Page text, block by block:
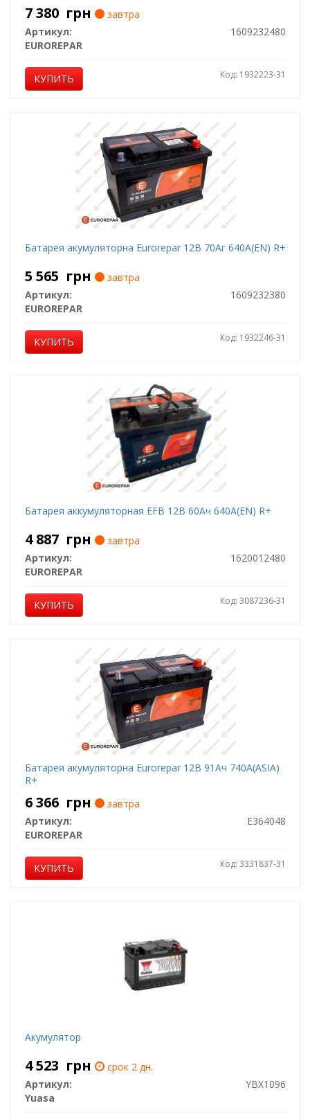
7 380 грн
завтра
Артикул:
1609232480
EUROREPAR
КУПИТЬ Код: 1932223-31
Батарея акумуляторна Eurorepar 12В 70Аг 640А(EN) R+
5 565 грн
завтра
Артикул:
1609232380
EUROREPAR
КУПИТЬ Код: 1932246-31
Батарея аккумуляторная EFB 12В 60Ач 640А(EN) R+
4 887 грн
завтра
Артикул:
1620012480
EUROREPAR
КУПИТЬ Код: 3087236-31
Батарея акумуляторна Eurorepar 12В 91Ач 740А(ASIA)
R+
6 366 грн
завтра
Артикул:
E364048
EUROREPAR
КУПИТЬ Код: 3331837-31
Акумулятор
4 523 грн
срок 2 дн.
Артикул:
YBX1096
Yuasa